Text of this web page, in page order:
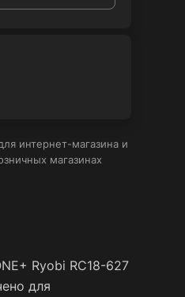
интернет-магазина и
магазинах
Ryobi RC18-627
для